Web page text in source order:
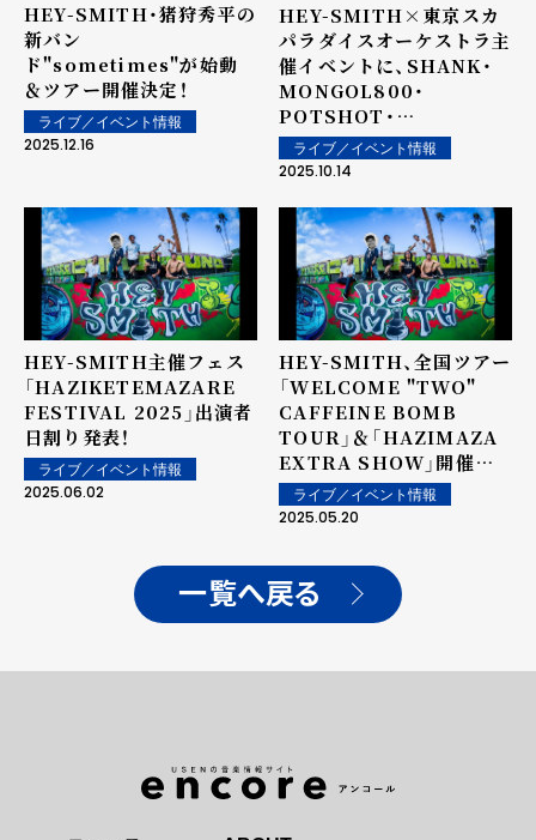
HEY-SMITH・猪狩秀平の
新バン
ド"sometimes"が始動
＆ツアー開催決定！
ライブ／イベント情報
2025.12.16
HEY-SMITH×東京スカ
パラダイスオーケストラ主
催イベントに、SHANK・
MONGOL800・
POTSHOT・
SNAILRAMPら出演決
定！
ライブ／イベント情報
2025.10.14
HEY-SMITH主催フェス
「HAZIKETEMAZARE
FESTIVAL 2025」出演者
日割り発表！
ライブ／イベント情報
2025.06.02
HEY-SMITH、全国ツアー
「WELCOME "TWO"
CAFFEINE BOMB
TOUR」＆「HAZIMAZA
EXTRA SHOW」開催決
定！ライブ／イベント情報
2025.05.20
一覧へ戻る